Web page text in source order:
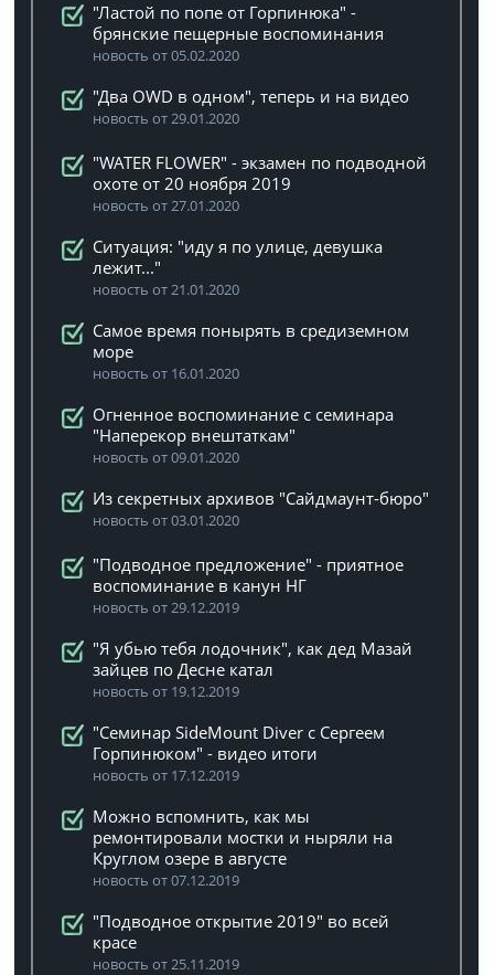
"Ластой по попе от Горпинюка" -
брянские пещерные воспоминания
новость от 05.02.2020
"Два OWD в одном", теперь и на видео
новость от 29.01.2020
"WATER FLOWER" - экзамен по подводной
охоте от 20 ноября 2019
новость от 27.01.2020
Ситуация: "иду я по улице, девушка
лежит..."
новость от 21.01.2020
Самое время понырять в средиземном
море
новость от 16.01.2020
Огненное воспоминание с семинара
"Наперекор внештаткам"
новость от 09.01.2020
Из секретных архивов "Сайдмаунт-бюро"
новость от 03.01.2020
"Подводное предложение" - приятное
воспоминание в канун НГ
новость от 29.12.2019
"Я убью тебя лодочник", как дед Мазай
зайцев по Десне катал
новость от 19.12.2019
"Семинар SideMount Diver с Сергеем
Горпинюком" - видео итоги
новость от 17.12.2019
Можно вспомнить, как мы
ремонтировали мостки и ныряли на
Круглом озере в августе
новость от 07.12.2019
"Подводное открытие 2019" во всей
красе
новость от 25.11.2019